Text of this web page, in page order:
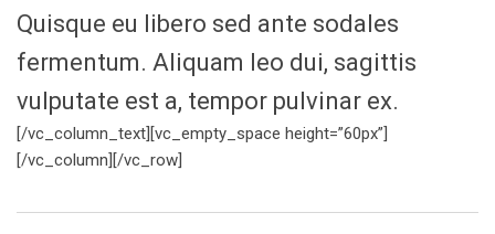
Quisque eu libero sed ante sodales
fermentum. Aliquam leo dui, sagittis
vulputate est a, tempor pulvinar ex.
[/vc_column_text][vc_empty_space height=”60px”]
[/vc_column][/vc_row]